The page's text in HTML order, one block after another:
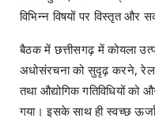
विभिन्न विषयों पर विस्तृत और
बैठक में छत्तीसगढ़ में कोयला
अधोसंरचना को सुदृढ़ करने, रेल
तथा औद्योगिक गतिविधियों को
गया। इसके साथ ही स्वच्छ